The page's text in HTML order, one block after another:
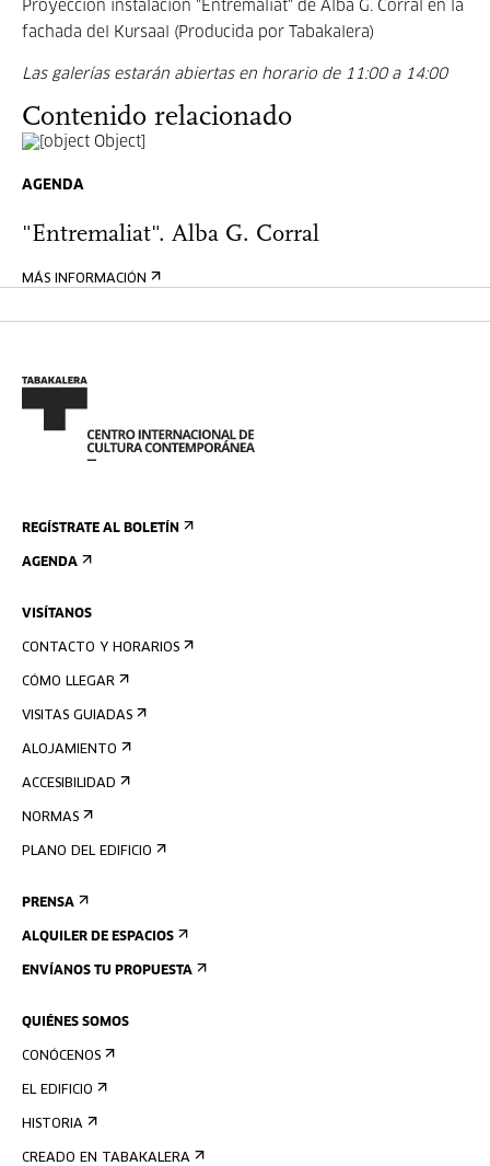
Proyección instalación "Entremaliat" de Alba G. Corral en la
fachada del Kursaal (Producida por Tabakalera)
Las galerías estarán abiertas en horario de 11:00 a 14:00
Contenido relacionado
AGENDA
"Entremaliat". Alba G. Corral
MÁS INFORMACIÓN
REGÍSTRATE AL BOLETÍN
AGENDA
VISÍTANOS
CONTACTO Y HORARIOS
CÓMO LLEGAR
VISITAS GUIADAS
ALOJAMIENTO
ACCESIBILIDAD
NORMAS
PLANO DEL EDIFICIO
PRENSA
ALQUILER DE ESPACIOS
ENVÍANOS TU PROPUESTA
QUIÉNES SOMOS
CONÓCENOS
EL EDIFICIO
HISTORIA
CREADO EN TABAKALERA